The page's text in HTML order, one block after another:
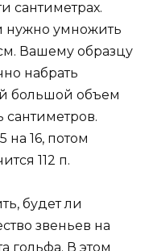
сантиметрах.
нужно умножить
Вашему образцу
набрать
большой объем
сантиметров.
на 16, потом
112 п.
будет ли
звеньев на
гольфа. В этом